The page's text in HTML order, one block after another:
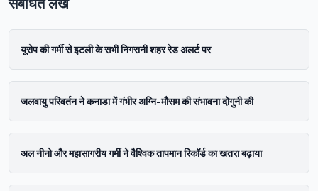
यूरोप की गर्मी से इटली के सभी निगरानी शहर रेड अलर्ट पर
जलवायु परिवर्तन ने कनाडा में गंभीर अग्नि-मौसम की संभावना दोगुनी की
अल नीनो और महासागरीय गर्मी ने वैश्विक तापमान रिकॉर्ड का खतरा बढ़ाया